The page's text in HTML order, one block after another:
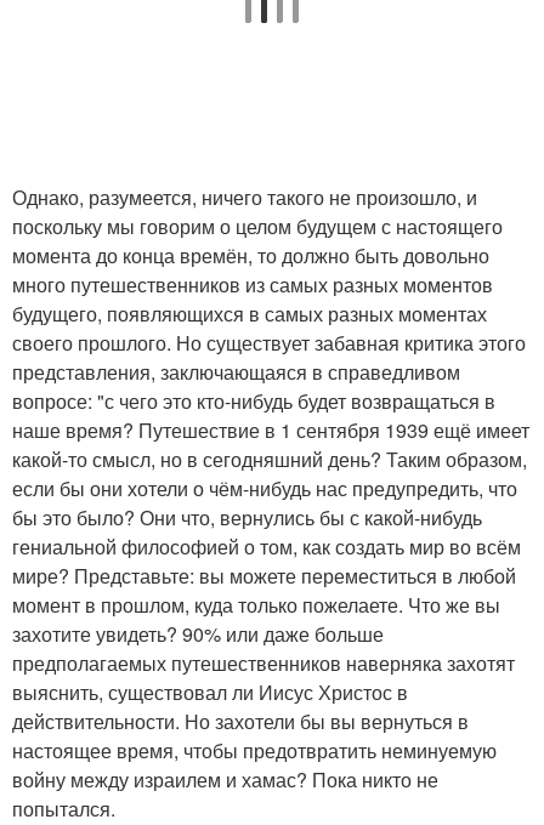
Однако, разумеется, ничего такого не произошло, и
поскольку мы говорим о целом будущем с настоящего
момента до конца времён, то должно быть довольно
много путешественников из самых разных моментов
будущего, появляющихся в самых разных моментах
своего прошлого. Но существует забавная критика этого
представления, заключающаяся в справедливом
вопросе: "с чего это кто-нибудь будет возвращаться в
наше время? Путешествие в 1 сентября 1939 ещё имеет
какой-то смысл, но в сегодняшний день? Таким образом,
если бы они хотели о чём-нибудь нас предупредить, что
бы это было? Они что, вернулись бы с какой-нибудь
гениальной философией о том, как создать мир во всём
мире? Представьте: вы можете переместиться в любой
момент в прошлом, куда только пожелаете. Что же вы
захотите увидеть? 90% или даже больше
предполагаемых путешественников наверняка захотят
выяснить, существовал ли Иисус Христос в
действительности. Но захотели бы вы вернуться в
настоящее время, чтобы предотвратить неминуемую
войну между израилем и хамас? Пока никто не
попытался.